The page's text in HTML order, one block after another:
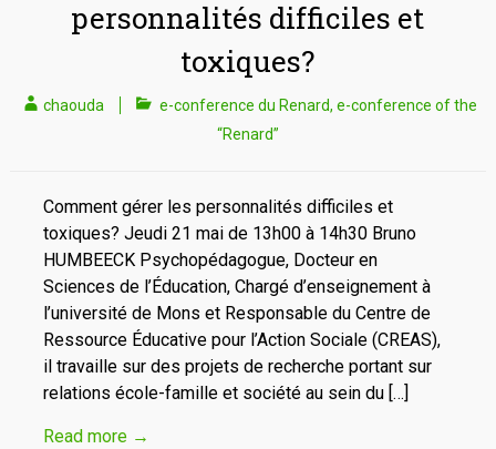
personnalités difficiles et
toxiques?
chaouda e-conference du Renard, e-conference of the
“Renard”
Comment gérer les personnalités difficiles et
toxiques? Jeudi 21 mai de 13h00 à 14h30 Bruno
HUMBEECK Psychopédagogue, Docteur en
Sciences de l’Éducation, Chargé d’enseignement à
l’université de Mons et Responsable du Centre de
Ressource Éducative pour l’Action Sociale (CREAS),
il travaille sur des projets de recherche portant sur
relations école-famille et société au sein du […]
Read more →